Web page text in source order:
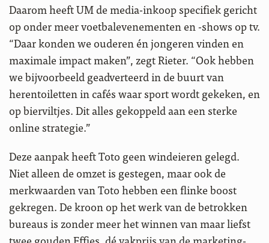
Daarom heeft UM de media-inkoop specifiek gericht
op onder meer voetbalevenementen en -shows op tv.
“Daar konden we ouderen én jongeren vinden en
maximale impact maken”, zegt Rieter. “Ook hebben
we bijvoorbeeld geadverteerd in de buurt van
herentoiletten in cafés waar sport wordt gekeken, en
op bierviltjes. Dit alles gekoppeld aan een sterke
online strategie.”
Deze aanpak heeft Toto geen windeieren gelegd.
Niet alleen de omzet is gestegen, maar ook de
merkwaarden van Toto hebben een flinke boost
gekregen. De kroon op het werk van de betrokken
bureaus is zonder meer het winnen van maar liefst